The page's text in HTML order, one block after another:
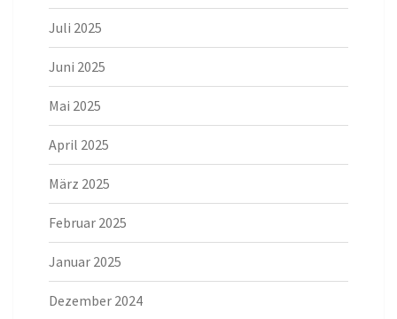
Juli 2025
Juni 2025
Mai 2025
April 2025
März 2025
Februar 2025
Januar 2025
Dezember 2024